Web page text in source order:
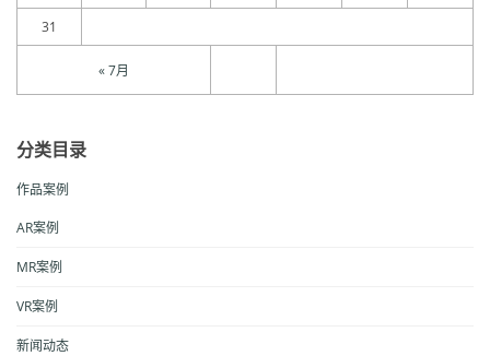
« 7月
31
分类目录
作品案例
AR案例
MR案例
VR案例
新闻动态